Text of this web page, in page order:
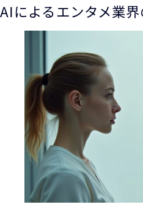
AIによるエンタメ業